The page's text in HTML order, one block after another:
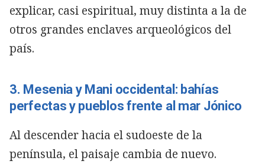
explicar, casi espiritual, muy distinta a la de
otros grandes enclaves arqueológicos del
país.
3. Mesenia y Mani occidental: bahías
perfectas y pueblos frente al mar Jónico
Al descender hacia el sudoeste de la
península, el paisaje cambia de nuevo.